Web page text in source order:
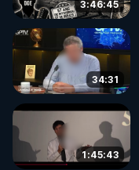
3:46:45
34:31
1:45:43